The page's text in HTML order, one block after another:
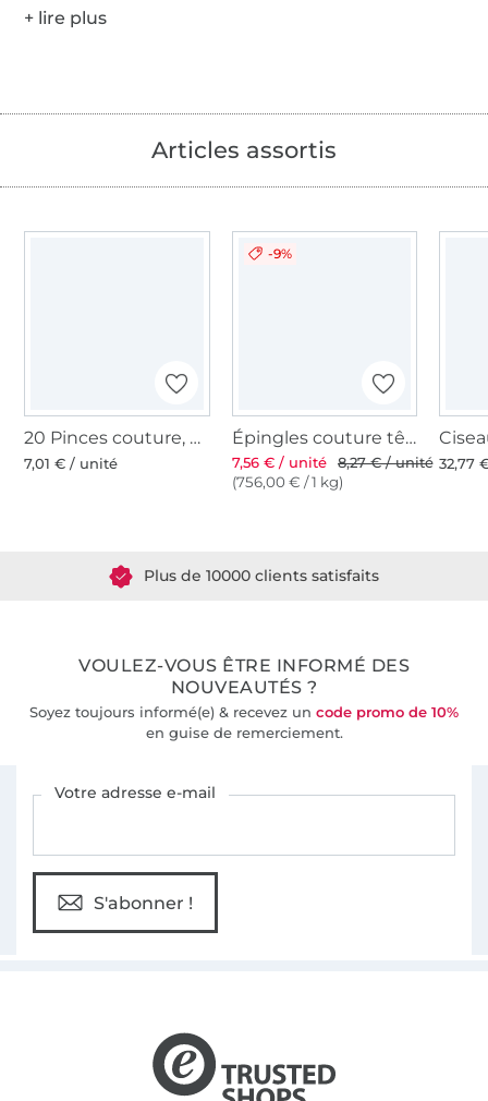
Articles assortis
20 Pinces couture, petite, multicolore
7,01 € / unité
-9%
Épingles couture têtes facile à saisir Prym
7,56 € / unité
8,27 € / unité
(756,00 € / 1 kg)
32,77
Plus de 10000 clients satisfaits
VOULEZ-VOUS ÊTRE INFORMÉ DES
NOUVEAUTÉS ?
Soyez toujours informé(e) & recevez un code promo de 10%
en guise de remerciement.
Votre adresse e-mail
S'abonner !